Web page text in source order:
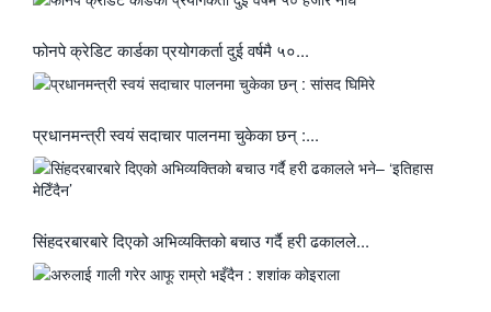
फोनपे क्रेडिट कार्डका प्रयोगकर्ता दुई वर्षमै ५०...
प्रधानमन्त्री स्वयं सदाचार पालनमा चुकेका छन् :...
सिंहदरबारबारे दिएको अभिव्यक्तिको बचाउ गर्दै हरी ढकालले...